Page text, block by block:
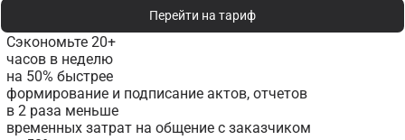
Перейти на тариф
Сэкономьте 20+
часов в неделю
на 50% быстрее
формирование и подписание актов, отчетов
в 2 раза меньше
временных затрат на общение с заказчиком